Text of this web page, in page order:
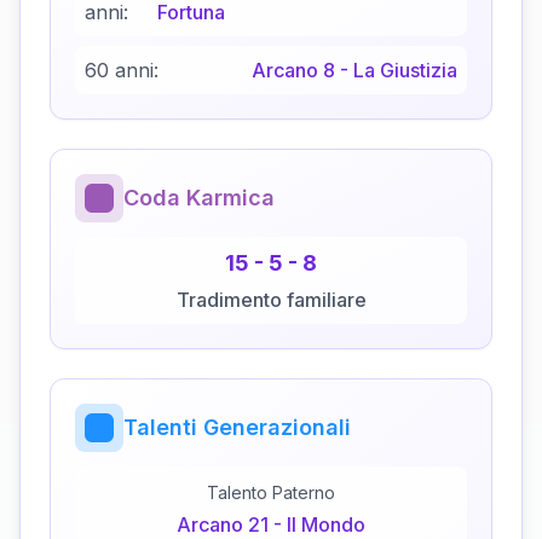
anni:
Fortuna
60 anni: Arcano 8 - La Giustizia
Coda Karmica
15 - 5 - 8
Tradimento familiare
Talenti Generazionali
Talento Paterno
Arcano 21 - Il Mondo